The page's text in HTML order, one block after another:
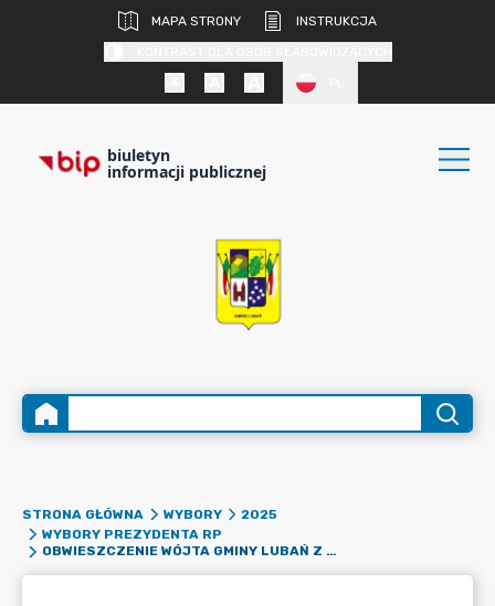
MAPA STRONY
INSTRUKCJA
biuletyn
informacji publicznej
STRONA GŁÓWNA WYBORY
2025
WYBORY PREZYDENTA RP
OBWIESZCZENIE WÓJTA GMINY LUBAŃ Z DNIA 9 KWIETNIA 2025 ROKU O NUMERACH ORAZ GRANICACH OBWODÓW GŁOSOWANIA, WYZNACZONYCH SIEDZIBACH OBWODOWYCH KOMISJI WYBORCZYCH ORAZ MOŻLIWOŚCI GŁOSOWANIA KORESPONDENCYJNEGO I PRZEZ PEŁNOMOCNIKA W WYBORACH PREZYDENTA RZECZYPOSPOLITEJ POLSKIEJ ZARZĄDZONYCH NA DZIEŃ 18 MAJA 2025 R.